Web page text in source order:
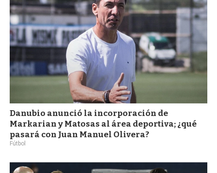
Danubio anunció la incorporación de
Markarian y Matosas al área deportiva; ¿qué
pasará con Juan Manuel Olivera?
Fútbol